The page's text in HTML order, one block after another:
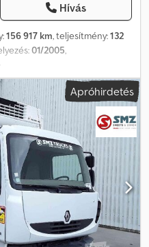
Hívás
156 917 km, teljesítmény:132
01/2005,
3 300 mm, üzemanyag:dízel,
, hajtástípus: mechanikai,
acél , teljes hossz:6 600
magasság: 3 700 mm,
245/70r19.5 Fékek:
felfüggesztés Első tengely:
5 mm; jobb: 5 mm Hátsó
belső bal: 10 mm; külső bal:
10 mm Üres tömeg: 10 750 kg
Afvsha Megengedett
Apróhirdetés